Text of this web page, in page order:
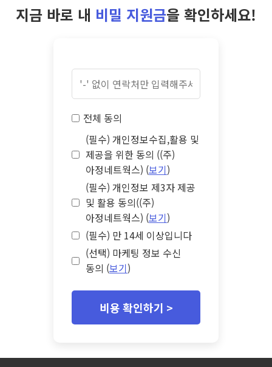
지금 바로 내 비밀 지원금을 확인하세요!
전체 동의
(필수) 개인정보수집,활용 및
제공을 위한 동의 ((주)
아정네트웍스) (보기)
(필수) 개인정보 제3자 제공
및 활용 동의((주)
아정네트웍스) (보기)
(필수) 만 14세 이상입니다
(선택) 마케팅 정보 수신
동의 (보기)
비용 확인하기 >